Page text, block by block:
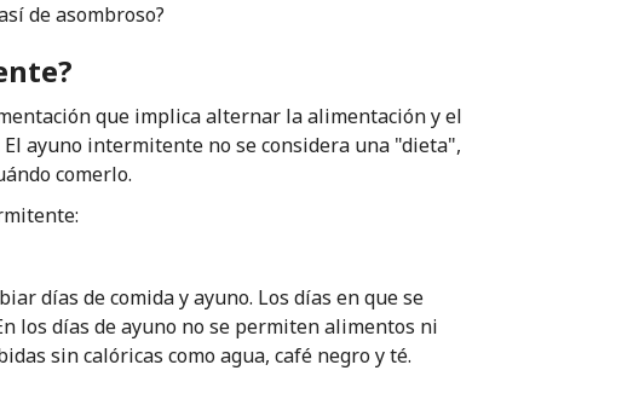
de asombroso?
que implica alternar la alimentación y el
ayuno intermitente no se considera una "dieta",
comerlo.
días de comida y ayuno. Los días en que se
los días de ayuno no se permiten alimentos ni
sin calóricas como agua, café negro y té.